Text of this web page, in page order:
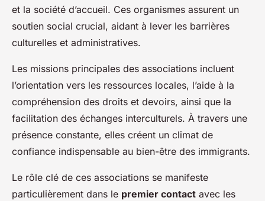
et la société d’accueil. Ces organismes assurent un
soutien social crucial, aidant à lever les barrières
culturelles et administratives.
Les missions principales des associations incluent
l’orientation vers les ressources locales, l’aide à la
compréhension des droits et devoirs, ainsi que la
facilitation des échanges interculturels. À travers une
présence constante, elles créent un climat de
confiance indispensable au bien-être des immigrants.
Le rôle clé de ces associations se manifeste
particulièrement dans le premier contact avec les